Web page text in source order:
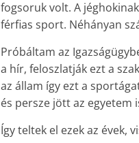
fogsoruk volt. A
férfias sport. Néhányan
Próbáltam az
a hír, feloszlatják ezt a
az állam így ezt a
és persze jött az egyetem
Így teltek el ezek az évek,